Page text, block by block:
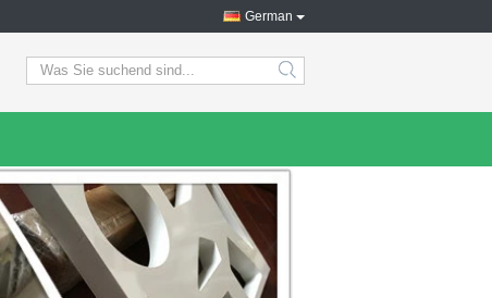
German
search